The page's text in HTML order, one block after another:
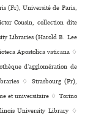
(Fr), Université de Paris,
Cousin, collection dite
Libraries (Harold B. Lee
Apostolica vaticana ♢
d’agglo­mé­ra­tion de
♢ Strasbourg (Fr),
et uni­ver­si­taire ♢ Torino
University Library ♢